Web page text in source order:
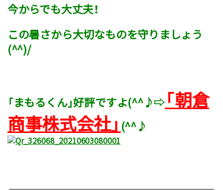
今からでも大丈夫！
この暑さから大切なものを守りましょう
(^^)/
「まもるくん」好評ですよ(^^♪⇨ 「朝倉
商事株式会社」 (^^♪